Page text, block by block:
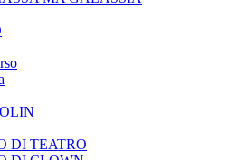
DI TEATRO